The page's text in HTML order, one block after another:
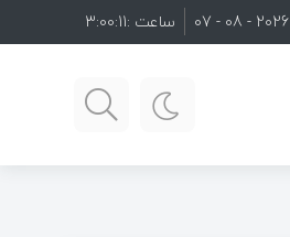
2026 - 08 - 07 ساعت :3:00:13